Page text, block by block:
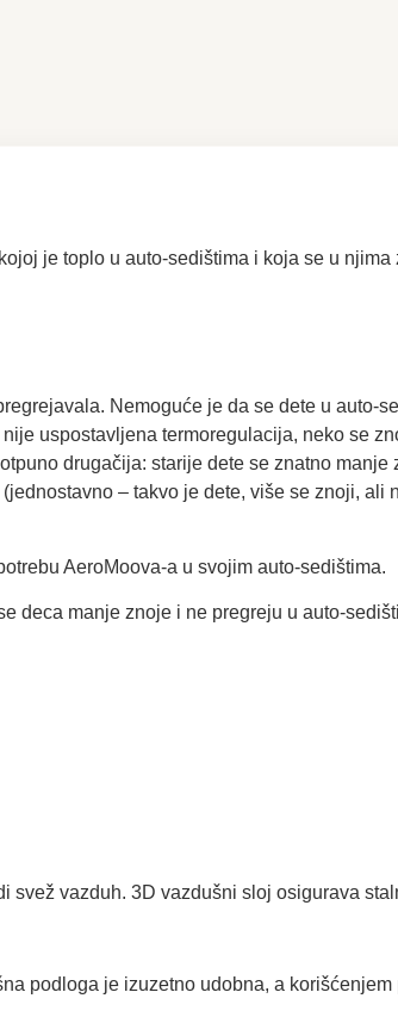
je toplo u auto-sedištima i koja se u njima
Nemoguće je da se dete u auto-
uspostavljena termoregulacija, neko se
drugačija: starije dete se znatno
– takvo je dete, više se znoji, ali
AeroMoova-a u svojim auto-sedištima.
deca manje znoje i ne pregreju u auto-
vazduh. 3D vazdušni sloj osigurava
podloga je izuzetno udobna, a